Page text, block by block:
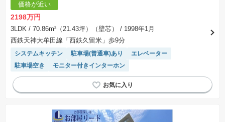
価格が近い
2198万円
3LDK / 70.86m²（21.43坪）（壁芯）
/ 1998年1月
西鉄天神大牟田線「西鉄久留米」歩9分
システムキッチン 駐車場(普通車)あり
エレベーター
駐車場空き
モニター付きインターホン